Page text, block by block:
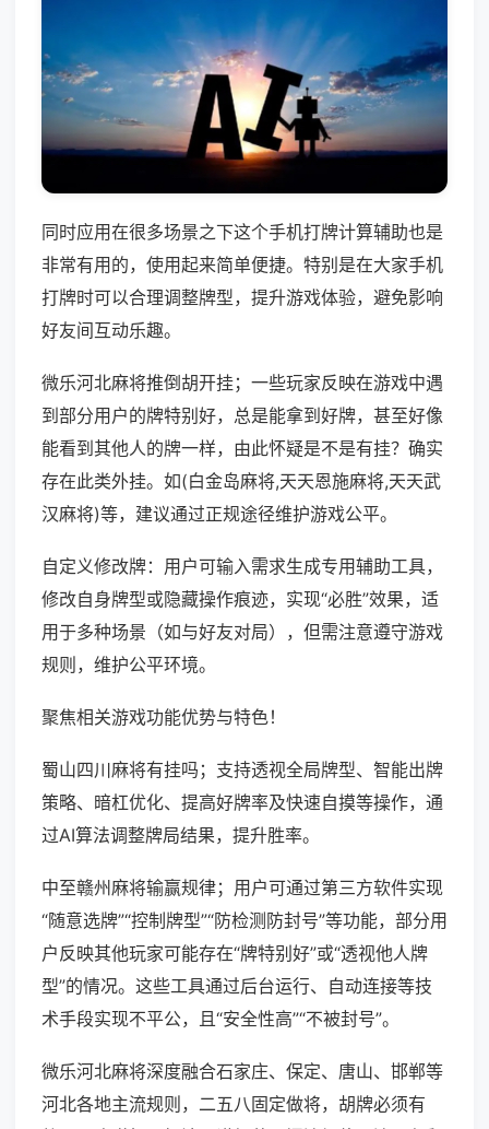
同时应用在很多场景之下这个手机打牌计算辅助也是
非常有用的，使用起来简单便捷。特别是在大家手机
打牌时可以合理调整牌型，提升游戏体验，避免影响
好友间互动乐趣。
微乐河北麻将推倒胡开挂；一些玩家反映在游戏中遇
到部分用户的牌特别好，总是能拿到好牌，甚至好像
能看到其他人的牌一样，由此怀疑是不是有挂？确实
存在此类外挂。如(白金岛麻将,天天恩施麻将,天天武
汉麻将)等，建议通过正规途径维护游戏公平。
自定义修改牌：用户可输入需求生成专用辅助工具，
修改自身牌型或隐藏操作痕迹，实现“必胜”效果，适
用于多种场景（如与好友对局），但需注意遵守游戏
规则，维护公平环境。
聚焦相关游戏功能优势与特色！
蜀山四川麻将有挂吗；支持透视全局牌型、智能出牌
策略、暗杠优化、提高好牌率及快速自摸等操作，通
过AI算法调整牌局结果，提升胜率。
中至赣州麻将输赢规律；用户可通过第三方软件实现
“随意选牌”“控制牌型”“防检测防封号”等功能，部分用
户反映其他玩家可能存在“牌特别好”或“透视他人牌
型”的情况。这些工具通过后台运行、自动连接等技
术手段实现不平公，且“安全性高”“不被封号”。
微乐河北麻将深度融合石家庄、保定、唐山、邯郸等
河北各地主流规则，二五八固定做将，胡牌必须有